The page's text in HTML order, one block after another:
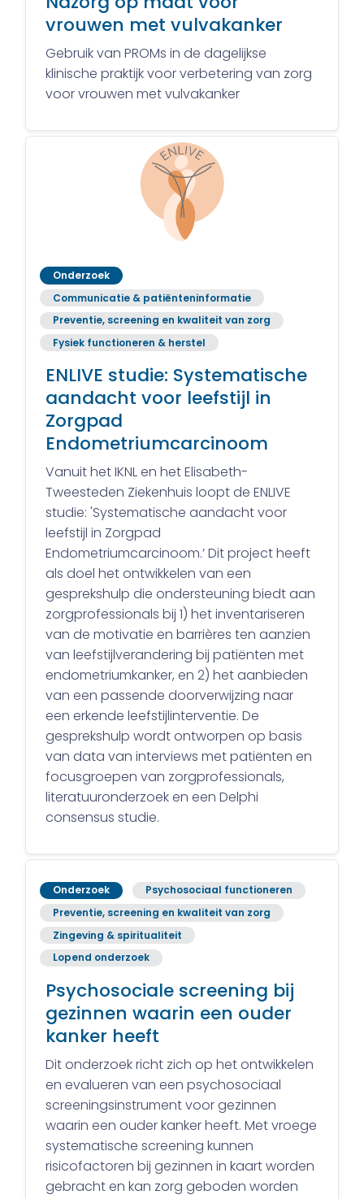
vrouwen met vulvakanker
Gebruik van PROMs in de dagelijkse
klinische praktijk voor verbetering van zorg
voor vrouwen met vulvakanker
Onderzoek
Communicatie & patiënteninformatie
Preventie, screening en kwaliteit van zorg
Fysiek functioneren & herstel
ENLIVE studie: Systematische
aandacht voor leefstijl in
Zorgpad
Endometriumcarcinoom
Vanuit het IKNL en het Elisabeth-
Tweesteden Ziekenhuis loopt de ENLIVE
studie: 'Systematische aandacht voor
leefstijl in Zorgpad
Endometriumcarcinoom.’ Dit project heeft
als doel het ontwikkelen van een
gesprekshulp die ondersteuning biedt aan
zorgprofessionals bij 1) het inventariseren
van de motivatie en barrières ten aanzien
van leefstijlverandering bij patiënten met
endometriumkanker, en 2) het aanbieden
van een passende doorverwijzing naar
een erkende leefstijlinterventie. De
gesprekshulp wordt ontworpen op basis
van data van interviews met patiënten en
focusgroepen van zorgprofessionals,
literatuuronderzoek en een Delphi
consensus studie.
Onderzoek
Psychosociaal functioneren
Preventie, screening en kwaliteit van zorg
Zingeving & spiritualiteit
Lopend onderzoek
Psychosociale screening bij
gezinnen waarin een ouder
kanker heeft
Dit onderzoek richt zich op het ontwikkelen
en evalueren van een psychosociaal
screeningsinstrument voor gezinnen
waarin een ouder kanker heeft. Met vroege
systematische screening kunnen
risicofactoren bij gezinnen in kaart worden
gebracht en kan zorg geboden worden